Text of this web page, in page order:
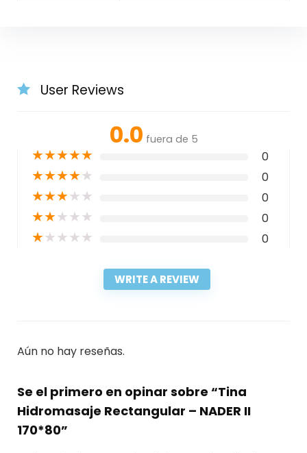
User Reviews
0.0 fuera de 5
★★★★★ 0
★★★★★ 0
★★★★★ 0
★★★★★ 0
★★★★★ 0
WRITE A REVIEW
Aún no hay reseñas.
Se el primero en opinar sobre “Tina
Hidromasaje Rectangular – NADER II
170*80”